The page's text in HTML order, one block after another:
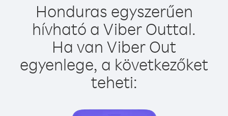
Honduras egyszerűen
hívható a Viber Outtal.
Ha van Viber Out
egyenlege, a következőket
teheti: